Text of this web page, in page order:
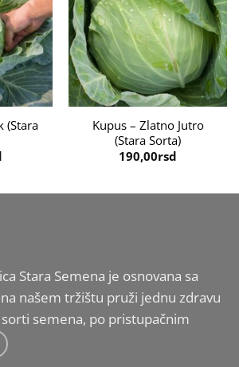
(Stara
Kupus – Zlatno Jutro
(Stara Sorta)
190,00rsd
Stara Semena je osnovana sa
našem tržištu pruži jednu zdravu
semena, po pristupačnim